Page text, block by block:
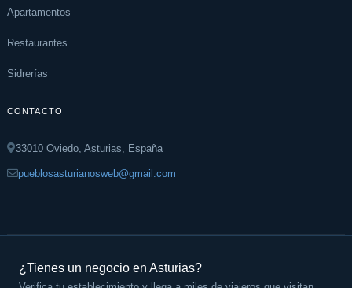
Apartamentos
Restaurantes
Sidrerías
CONTACTO
33010 Oviedo, Asturias, España
pueblosasturianosweb@gmail.com
¿Tienes un negocio en Asturias?